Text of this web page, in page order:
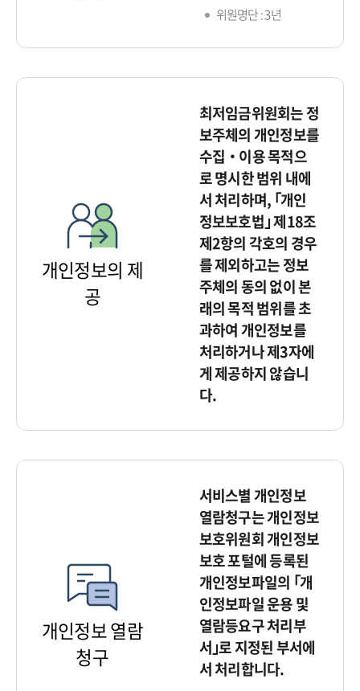
위원명단 : 3년
개인정보의 제
공
최저임금위원회는 정
보주체의 개인정보를
수집‧이용 목적으
로 명시한 범위 내에
서 처리하며, ｢개인
정보보호법｣ 제18조
제2항의 각호의 경우
를 제외하고는 정보
주체의 동의 없이 본
래의 목적 범위를 초
과하여 개인정보를
처리하거나 제3자에
게 제공하지 않습니
다.
개인정보 열람
청구
서비스별 개인정보
열람청구는 개인정보
보호위원회 개인정보
보호 포털에 등록된
개인정보파일의 ｢개
인정보파일 운용 및
열람등요구 처리부
서｣로 지정된 부서에
서 처리합니다.